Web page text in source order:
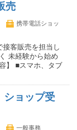
売
携帯電話ショッ
接客販売を担当し
未経験から始め
】 ■スマホ、タブ
ショップ受
一般事務